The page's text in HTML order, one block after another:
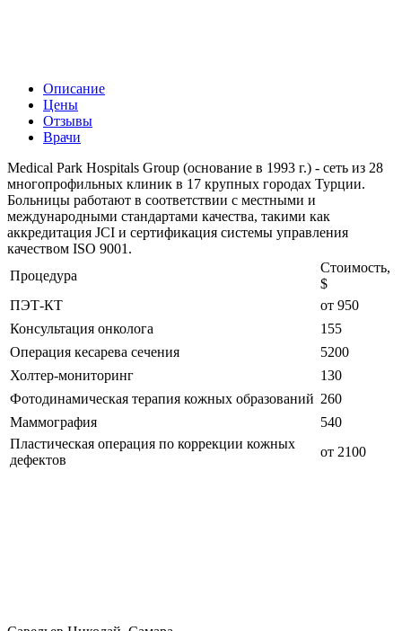
Описание
Цены
Отзывы
Врачи
Medical Park Hospitals Group (основание в 1993 г.) - сеть из 28
многопрофильных клиник в 17 крупных городах Турции.
Больницы работают в соответствии с местными и
международными стандартами качества, такими как
аккредитация JCI и сертификация системы управления
качеством ISO 9001.
Процедура
Стоимость,
$
ПЭТ-КТ
от 950
Консультация онколога
155
Операция кесарева сечения
5200
Холтер-мониторинг
130
Фотодинамическая терапия кожных образований 260
Маммография
540
Пластическая операция по коррекции кожных
дефектов
от 2100